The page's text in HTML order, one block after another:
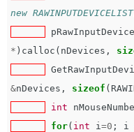
new
* ) calloc ( nDevices ,
&nDevices , sizeof (
int
for( int i=0 ; i